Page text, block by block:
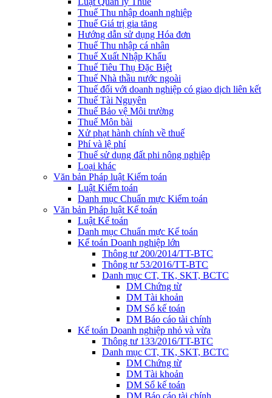
Thuế Thu nhập doanh nghiệp
Thuế Giá trị gia tăng
Hướng dẫn sử dụng Hóa đơn
Thuế Thu nhập cá nhân
Thuế Xuất Nhập Khẩu
Thuế Tiêu Thụ Đặc Biệt
Thuế Nhà thầu nước ngoài
Thuế đối với doanh nghiệp có giao dịch liên kết
Thuế Tài Nguyên
Thuế Bảo vệ Môi trường
Thuế Môn bài
Xử phạt hành chính về thuế
Phí và lệ phí
Thuế sử dụng đất phi nông nghiệp
Loại khác
Văn bản Pháp luật Kiểm toán
Luật Kiểm toán
Danh mục Chuẩn mực Kiểm toán
Văn bản Pháp luật Kế toán
Luật Kế toán
Danh mục Chuẩn mực Kế toán
Kế toán Doanh nghiệp lớn
Thông tư 200/2014/TT-BTC
Thông tư 53/2016/TT-BTC
Danh mục CT, TK, SKT, BCTC
DM Chứng từ
DM Tài khoản
DM Sổ kế toán
DM Báo cáo tài chính
Kế toán Doanh nghiệp nhỏ và vừa
Thông tư 133/2016/TT-BTC
Danh mục CT, TK, SKT, BCTC
DM Chứng từ
DM Tài khoản
DM Sổ kế toán
DM Báo cáo tài chính